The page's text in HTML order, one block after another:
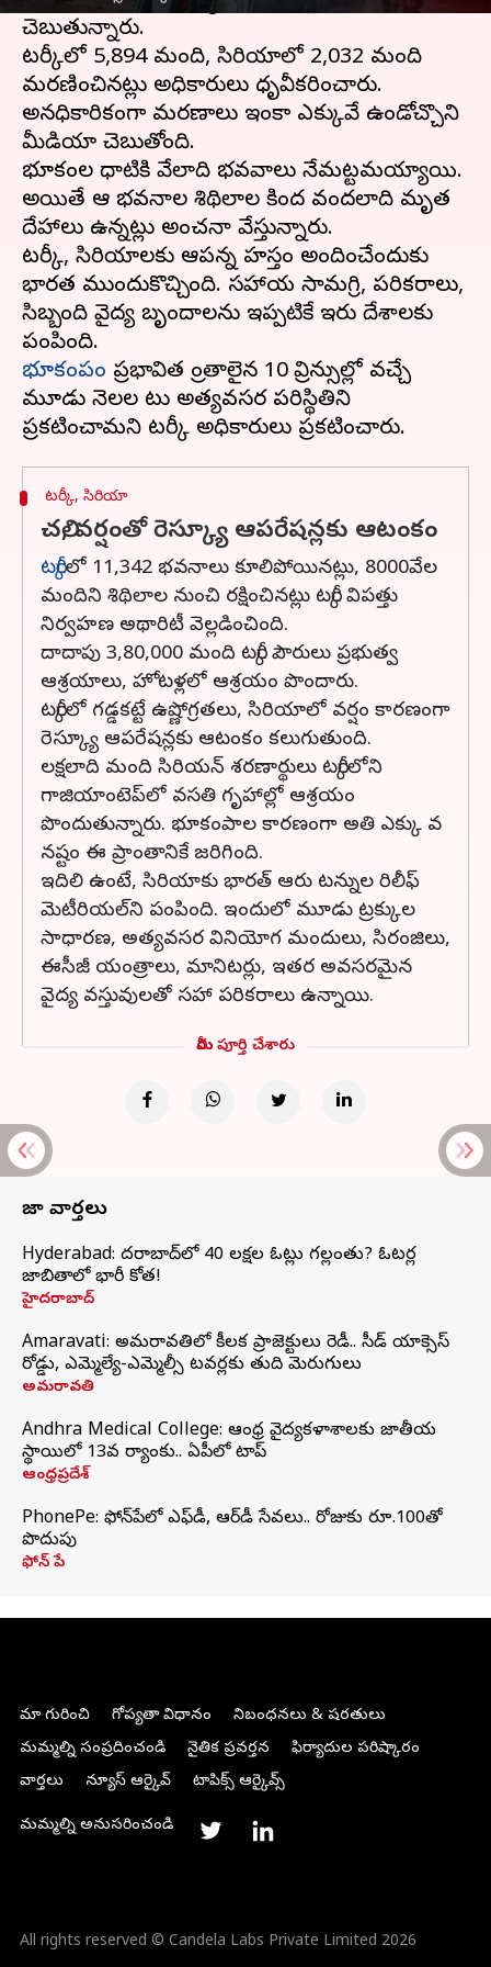
చెబుతున్నారు.
టర్కీలో 5,894 మంది, సిరియాలో 2,032 మంది
మరణించినట్లు అధికారులు ధృవీకరించారు.
అనధికారికంగా మరణాలు ఇంకా ఎక్కువే ఉండోచ్చొని
మీడియా చెబుతోంది.
భూకంపాల ధాటికి వేలాది భవవాలు నేమట్టమయ్యాయి.
అయితే ఆ భవనాల శిథిలాల కింద వందలాది మృత
దేహాలు ఉన్నట్లు అంచనా వేస్తున్నారు.
టర్కీ, సిరియాలకు ఆపన్న హస్తం అందించేందుకు
భారత ముందుకొచ్చింది. సహాయ సామగ్రి, పరికరాలు,
సిబ్బంది వైద్య బృందాలను ఇప్పటికే ఇరు దేశాలకు
భూకంపం ప్రభావిత ప్రాంతాలైన 10 ప్రావిన్సుల్లో వచ్చే
మూడు నెలల పాటు అత్యవసర పరిస్థితిని
టర్కీ, సిరియా
చలి, వర్షంతో రెస్క్యూ ఆపరేషన్లకు ఆటంకం
టర్కీలో 11,342 భవనాలు కూలిపోయినట్లు, 8000వేల
మందిని శిథిలాల నుంచి రక్షించినట్లు టర్కీ విపత్తు
నిర్వహణ అథారిటీ వెల్లడించింది.
దాదాపు 3,80,000 మంది టర్కీ పౌరులు ప్రభుత్వ
ఆశ్రయాలు, హోటళ్లలో ఆశ్రయం పొందారు.
టర్కీలో గడ్డకట్టే ఉష్ణోగ్రతలు, సిరియాలో వర్షం కారణంగా
రెస్క్యూ ఆపరేషన్లకు ఆటంకం కలుగుతుంది.
లక్షలాది మంది సిరియన్ శరణార్థులు టర్కీలోని
గాజియాంటెప్‌లో వసతి గృహాల్లో ఆశ్రయం
పొందుతున్నారు. భూకంపాల కారణంగా అతి ఎక్కు వ
నష్టం ఈ ప్రాంతానికే జరిగింది.
ఇదిలి ఉంటే, సిరియాకు భారత్ ఆరు టన్నుల రిలీఫ్
మెటీరియల్‌ని పంపింది. ఇందులో మూడు ట్రక్కుల
సాధారణ, అత్యవసర వినియోగ మందులు, సిరంజిలు,
ఈసీజీ యంత్రాలు, మానిటర్లు, ఇతర అవసరమైన
వైద్య వస్తువులతో సహా పరికరాలు ఉన్నాయి.
మీరు పూర్తి చేశారు
తాజా వార్తలు
Hyderabad: హైదరాబాద్‌లో 40 లక్షల ఓట్లు గల్లంతు? ఓటర్ల
జాబితాలో భారీ కోత!
హైదరాబాద్
Amaravati: అమరావతిలో కీలక ప్రాజెక్టులు రెడీ.. సీడ్‌ యాక్సెస్‌
రోడ్డు, ఎమ్మెల్యే-ఎమ్మెల్సీ టవర్లకు తుది మెరుగులు
అమరావతి
Andhra Medical College: ఆంధ్ర వైద్యకళాశాలకు జాతీయ
స్థాయిలో 13వ ర్యాంకు.. ఏపీలో టాప్
ఆంధ్రప్రదేశ్
PhonePe: ఫోన్‌పేలో ఎఫ్‌డీ, ఆర్‌డీ సేవలు.. రోజుకు రూ.100తో
పొదుపు
ఫోన్‌ పే
మా గురించి గోప్యతా విధానం
నిబంధనలు & షరతులు
మమ్మల్ని సంప్రదించండి
నైతిక ప్రవర్తన
ఫిర్యాదుల పరిష్కారం
వార్తలు
న్యూస్ ఆర్కైవ్ టాపిక్స్ ఆర్కైవ్స్
మమ్మల్ని అనుసరించండి
All rights reserved © Candela Labs Private Limited 2026